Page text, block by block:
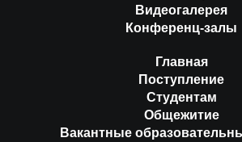
Видеогалерея
Конференц-залы
Главная
Поступление
Студентам
Общежитие
Вакантные